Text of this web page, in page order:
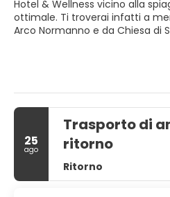
Hotel & Wellness vicino alla
ottimale. Ti troverai infatti a
Arco Normanno e da Chiesa di San
km da Cattedrale del
Lasciati coccolare presso la
massaggi, trattamenti per il
viso. Se cerchi opportunità di
piscina all'aperto, una sauna e
propone, inoltre, il Wi-Fi
servizio babysitter a
gratuita, in un attimo potrai
praticare il surf.
25
ago
Trasporto di
ritorno
Ritorno